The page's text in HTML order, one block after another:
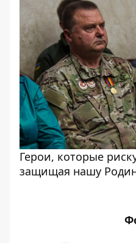
Герои, которые
защищая нашу